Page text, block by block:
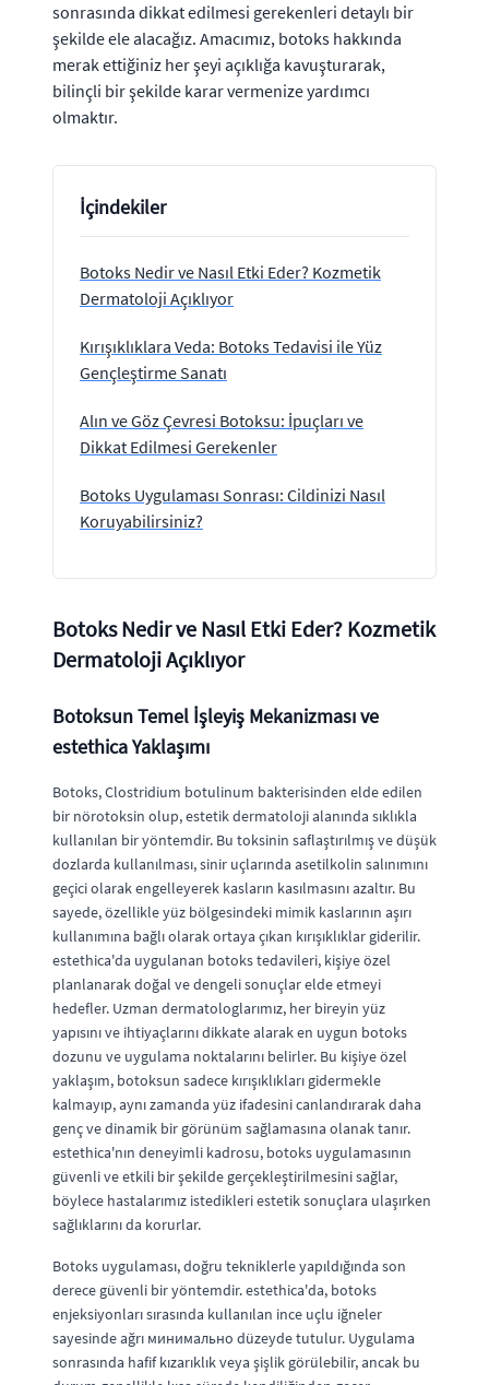
sonrasında dikkat edilmesi gerekenleri detaylı bir
şekilde ele alacağız. Amacımız, botoks hakkında
merak ettiğiniz her şeyi açıklığa kavuşturarak,
bilinçli bir şekilde karar vermenize yardımcı
olmaktır.
İçindekiler
Botoks Nedir ve Nasıl Etki Eder? Kozmetik
Dermatoloji Açıklıyor
Kırışıklıklara Veda: Botoks Tedavisi ile Yüz
Gençleştirme Sanatı
Alın ve Göz Çevresi Botoksu: İpuçları ve
Dikkat Edilmesi Gerekenler
Botoks Uygulaması Sonrası: Cildinizi Nasıl
Koruyabilirsiniz?
Botoks Nedir ve Nasıl Etki Eder? Kozmetik
Dermatoloji Açıklıyor
Botoksun Temel İşleyiş Mekanizması ve
estethica Yaklaşımı
Botoks, Clostridium botulinum bakterisinden elde edilen
bir nörotoksin olup, estetik dermatoloji alanında sıklıkla
kullanılan bir yöntemdir. Bu toksinin saflaştırılmış ve düşük
dozlarda kullanılması, sinir uçlarında asetilkolin salınımını
geçici olarak engelleyerek kasların kasılmasını azaltır. Bu
sayede, özellikle yüz bölgesindeki mimik kaslarının aşırı
kullanımına bağlı olarak ortaya çıkan kırışıklıklar giderilir.
estethica'da uygulanan botoks tedavileri, kişiye özel
planlanarak doğal ve dengeli sonuçlar elde etmeyi
hedefler. Uzman dermatologlarımız, her bireyin yüz
yapısını ve ihtiyaçlarını dikkate alarak en uygun botoks
dozunu ve uygulama noktalarını belirler. Bu kişiye özel
yaklaşım, botoksun sadece kırışıklıkları gidermekle
kalmayıp, aynı zamanda yüz ifadesini canlandırarak daha
genç ve dinamik bir görünüm sağlamasına olanak tanır.
estethica'nın deneyimli kadrosu, botoks uygulamasının
güvenli ve etkili bir şekilde gerçekleştirilmesini sağlar,
böylece hastalarımız istedikleri estetik sonuçlara ulaşırken
sağlıklarını da korurlar.
Botoks uygulaması, doğru tekniklerle yapıldığında son
derece güvenli bir yöntemdir. estethica'da, botoks
enjeksiyonları sırasında kullanılan ince uçlu iğneler
sayesinde ağrı минимально düzeyde tutulur. Uygulama
sonrasında hafif kızarıklık veya şişlik görülebilir, ancak bu